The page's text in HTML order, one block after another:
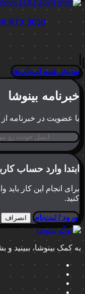
RTX 3050
نمایش همه لپ‌تاپ‌ها
خبرنامه بینوشا
با عضویت در خبرنامه
ابتدا وارد حساب
برای انجام این کار
کنید.
ورود / ثبت‌نام انصراف
به کمک بینوشا، ببینید و